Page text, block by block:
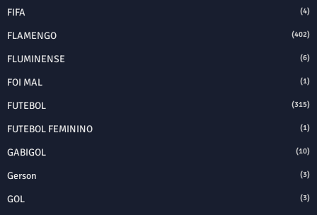
FIFA (4)
FLAMENGO (402)
FLUMINENSE (6)
FOI MAL (1)
FUTEBOL (315)
FUTEBOL FEMININO (1)
GABIGOL (10)
Gerson (3)
GOL (3)